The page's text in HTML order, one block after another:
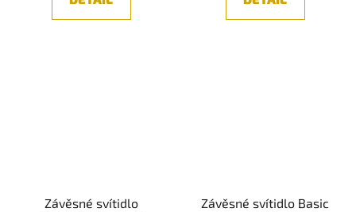
Závěsné svítidlo
Závěsné svítidlo Basic